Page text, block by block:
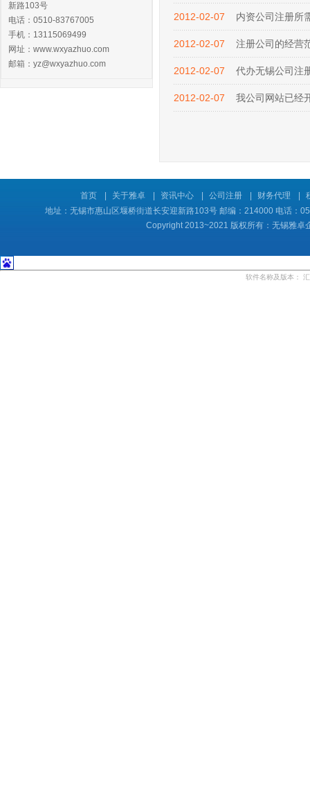
新路103号
电话：0510-83767005
手机：13115069499
网址：www.wxyazhuo.com
邮箱：yz@wxyazhuo.com
2012-02-07 内资公司注册所
2012-02-07 注册公司的经营
2012-02-07 代办无锡公司注
2012-02-07 我公司网站已经
首页 关于雅卓 资讯中心 公司注册 财务代理
地址：无锡市惠山区堰桥街道长安迎新路103号 邮编：214000 电话：
Copyright 2013~2021 版权所有：无锡雅
软件名称及版本：